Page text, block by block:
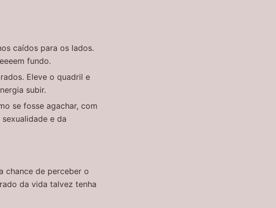
caídos para os lados.
fundo.
Eleve o quadril e
subir.
se fosse agachar, com
e da
chance de perceber o
da vida talvez tenha